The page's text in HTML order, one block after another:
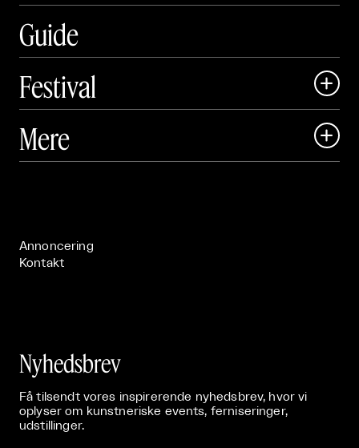
Guide
Festival

 Art Matter Festival
Mere 
Annoncering
Kontakt
Nyhedsbrev
Få tilsendt vores inspirerende nyhedsbrev, hvor vi
oplyser om kunstneriske events, ferniseringer,
udstillinger.